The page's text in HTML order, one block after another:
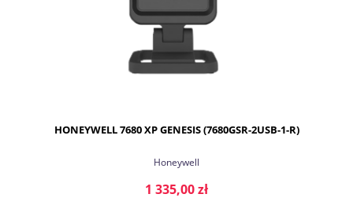
HONEYWELL 7680 XP GENESIS (7680GSR-2USB-1-R)
Honeywell
1 335,00 zł